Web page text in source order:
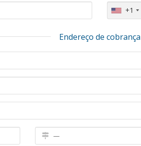
+1
Endereço de cobrança